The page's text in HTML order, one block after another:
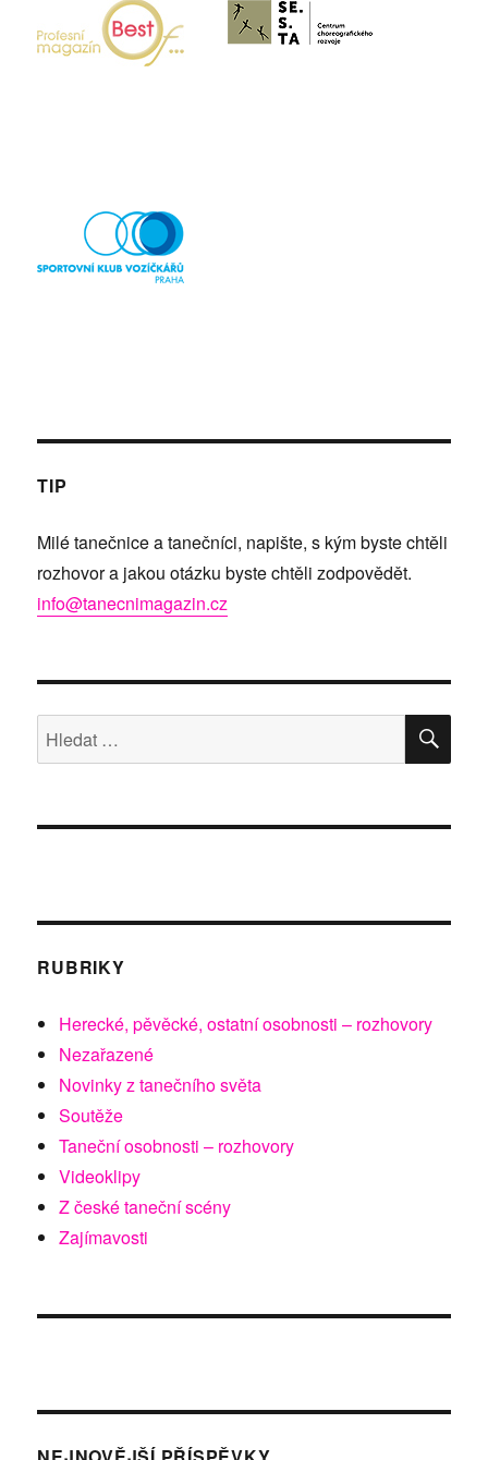
TIP
Milé tanečnice a tanečníci, napište, s kým byste chtěli
rozhovor a jakou otázku byste chtěli zodpovědět.
info@tanecnimagazin.cz
Hledat:
RUBRIKY
Herecké, pěvěcké, ostatní osobnosti – rozhovory
Nezařazené
Novinky z tanečního světa
Soutěže
Taneční osobnosti – rozhovory
Videoklipy
Z české taneční scény
Zajímavosti